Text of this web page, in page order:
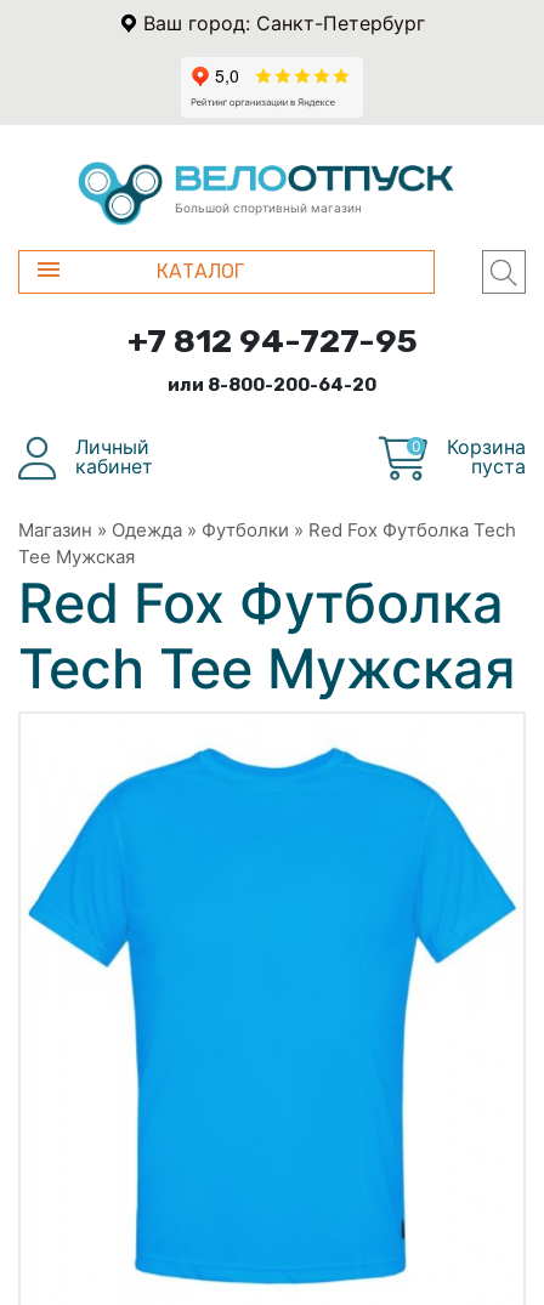
Ваш город: Санкт-Петербург
Большой спортивный магазин
КАТАЛОГ
+7 812 94-727-95
или 8-800-200-64-20
Личный
кабинет
0
Корзина
пуста
Магазин » Одежда » Футболки » Red Fox Футболка Tech
Tee Мужская
Red Fox Футболка
Tech Tee Мужская